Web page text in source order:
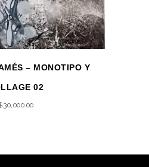
– MONOTIPO Y
02
30,000.00